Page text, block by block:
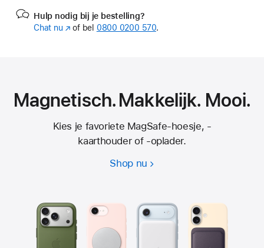
Hulp nodig bij je bestelling?
Chat nu (Wordt
of bel 0800 0200 570.
Magnetisch. Makkelijk. Mooi.
Kies je favoriete MagSafe-hoesje, -
kaarthouder of -oplader.
Shop nu